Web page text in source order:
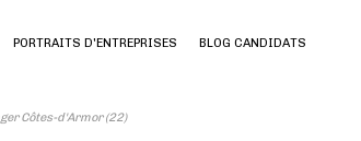
PORTRAITS D'ENTREPRISES BLOG CANDIDATS
Côtes-d'Armor (22)